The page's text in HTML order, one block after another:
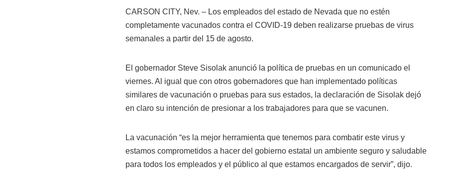
CARSON CITY, Nev. – Los empleados del estado de Nevada que no estén
completamente vacunados contra el COVID-19 deben realizarse pruebas de virus
semanales a partir del 15 de agosto.
El gobernador Steve Sisolak anunció la política de pruebas en un comunicado el
viernes. Al igual que con otros gobernadores que han implementado políticas
similares de vacunación o pruebas para sus estados, la declaración de Sisolak dejó
en claro su intención de presionar a los trabajadores para que se vacunen.
La vacunación “es la mejor herramienta que tenemos para combatir este virus y
estamos comprometidos a hacer del gobierno estatal un ambiente seguro y saludable
para todos los empleados y el público al que estamos encargados de servir”, dijo.